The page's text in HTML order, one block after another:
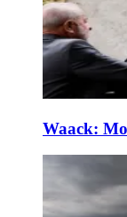
Waack: